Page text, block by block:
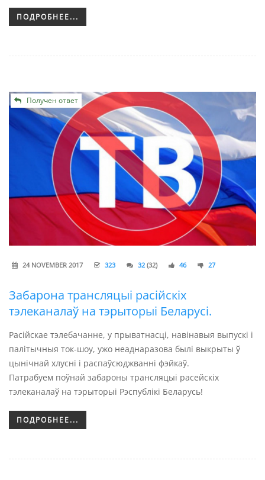
ПОДРОБНЕЕ...
Получен ответ
24 NOVEMBER 2017 323 32 (32) 46 27
Забарона трансляцыі расійскіх
тэлеканалаў на тэрыторыі Беларусі.
Расійскае тэлебачанне, у прыватнасці, навінавыя выпускі і
палітычныя ток-шоу, ужо неаднаразова былі выкрыты ў
цынічнай хлусні і распаўсюджванні фэйкаў.
Патрабуем поўнай забароны трансляцыі расейскіх
тэлеканалаў на тэрыторыі Рэспублікі Беларусь!
ПОДРОБНЕЕ...